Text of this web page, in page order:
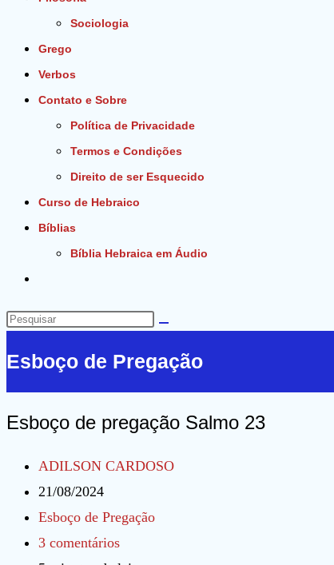
Sociologia
Grego
Verbos
Contato e Sobre
Política de Privacidade
Termos e Condições
Direito de ser Esquecido
Curso de Hebraico
Bíblias
Bíblia Hebraica em Áudio
do
site
Pesquisar
site
Esboço de Pregação
Esboço de pregação Salmo 23
Autor
do
post:
ADILSON CARDOSO
Post
publicado:
21/08/2024
Categoria
do
Esboço de Pregação
Comentários
3 comentários